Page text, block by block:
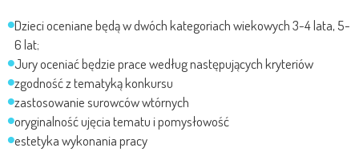
Dzieci oceniane będą w dwóch kategoriach wiekowych 3-4 lata, 5-
6 lat;
Jury oceniać będzie prace według następujących kryteriów
zgodność z tematyką konkursu
zastosowanie surowców wtórnych
oryginalność ujęcia tematu i pomysłowość
estetyka wykonania pracy